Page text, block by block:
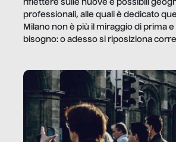
riflettere sulle nuove e possibili
professionali, alle quali è dedicato
Milano non è più il miraggio di prima e
bisogno: o adesso si riposiziona